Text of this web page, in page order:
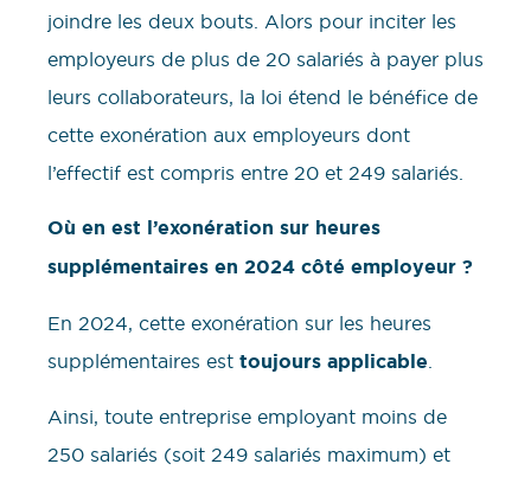
joindre les deux bouts. Alors pour inciter les
employeurs de plus de 20 salariés à payer plus
leurs collaborateurs, la loi étend le bénéfice de
cette exonération aux employeurs dont
l’effectif est compris entre 20 et 249 salariés.
Où en est l’exonération sur heures
supplémentaires en 2024 côté employeur ?
En 2024, cette exonération sur les heures
supplémentaires est toujours applicable
Ainsi, toute entreprise employant moins de
250 salariés (soit 249 salariés maximum) et